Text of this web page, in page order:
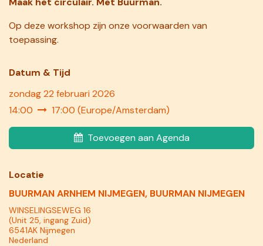
Op deze workshop zijn onze voorwaarden van
toepassing.
Datum & Tij​d
zondag 22 februari 2026
14:00
17:00 (Europe/Amsterdam)
Toevoegen aan Agenda
Locatie
BUURMAN ARNHEM NIJMEGEN, BUURMAN NIJMEGEN
WINSELINGSEWEG 16
(Unit 25, ingang Zuid)
6541AK Nijmegen
Nederland